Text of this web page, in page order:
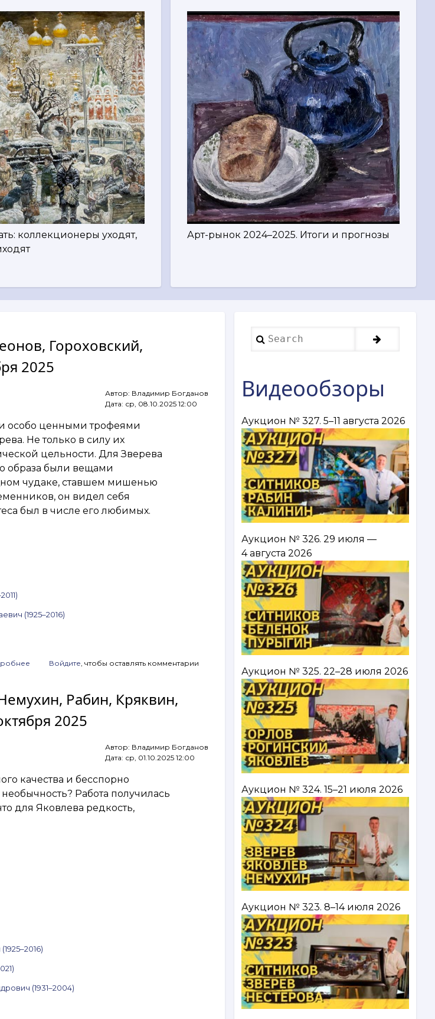
коллекционеры уходят,
Арт-рынок 2024–2025. Итоги и прогнозы
Гороховский,
2025
Автор: Владимир Богданов
Дата: ср, 08.10.2025 12:00
особо ценными трофеями
Не только в силу их
цельности. Для Зверева
образа были вещами
чудаке, ставшем мишенью
он видел себя
был в числе его любимых.
(1925–2016)
ArtSale.info
№ 287.
Зверев,
Леонов,
8–
14 октября
Войдите , чтобы оставлять комментарии
Рабин, Кряквин,
2025
Автор: Владимир Богданов
Дата: ср, 01.10.2025 12:00
качества и бесспорно
Работа получилась
для Яковлева редкость,
(1931–2004)
Search
Видеообзоры
Аукцион № 327. 5–11 августа 2026
Аукцион № 326. 29 июля —
4 августа 2026
Аукцион № 325. 22–28 июля 2026
Аукцион № 324. 15–21 июля 2026
Аукцион № 323. 8–14 июля 2026